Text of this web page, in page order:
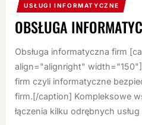
USŁUGI INFORMATYCZNE
OBSŁUGA
Obsługa informatyczna firm
align="alignright"
firm czyli informatyczne
firm.[/caption] Kompleksowe
łączenia kilku odrębnych usług